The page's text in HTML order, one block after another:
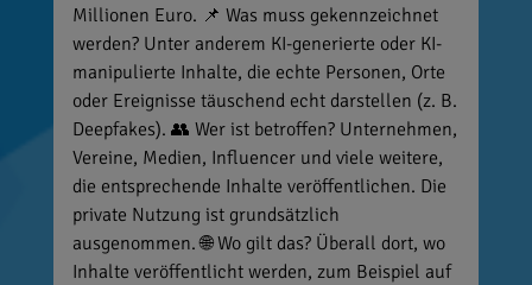
Millionen Euro. 📌 Was muss gekennzeichnet
werden? Unter anderem KI-generierte oder KI-
manipulierte Inhalte, die echte Personen, Orte
oder Ereignisse täuschend echt darstellen (z. B.
Deepfakes). 👥 Wer ist betroffen? Unternehmen,
Vereine, Medien, Influencer und viele weitere,
die entsprechende Inhalte veröffentlichen. Die
private Nutzung ist grundsätzlich
ausgenommen. 🌐 Wo gilt das? Überall dort, wo
Inhalte veröffentlicht werden, zum Beispiel auf